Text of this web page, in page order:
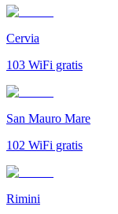
Cervia
103 WiFi gratis
San Mauro Mare
102 WiFi gratis
Rimini